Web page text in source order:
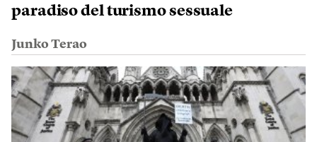
paradiso del turismo sessuale
Junko Terao